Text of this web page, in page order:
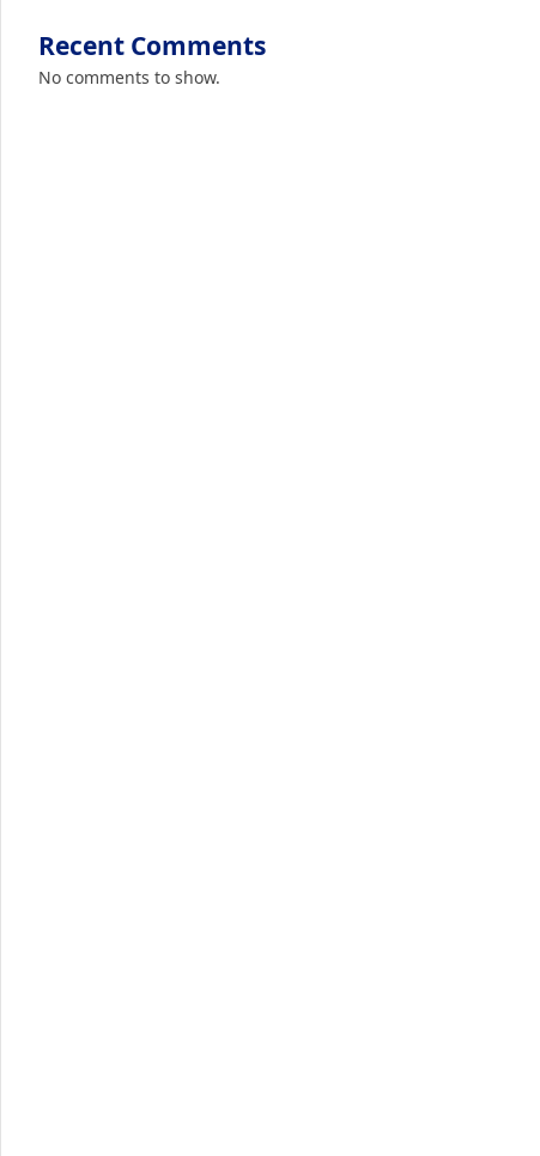
Recent Comments
No comments to show.